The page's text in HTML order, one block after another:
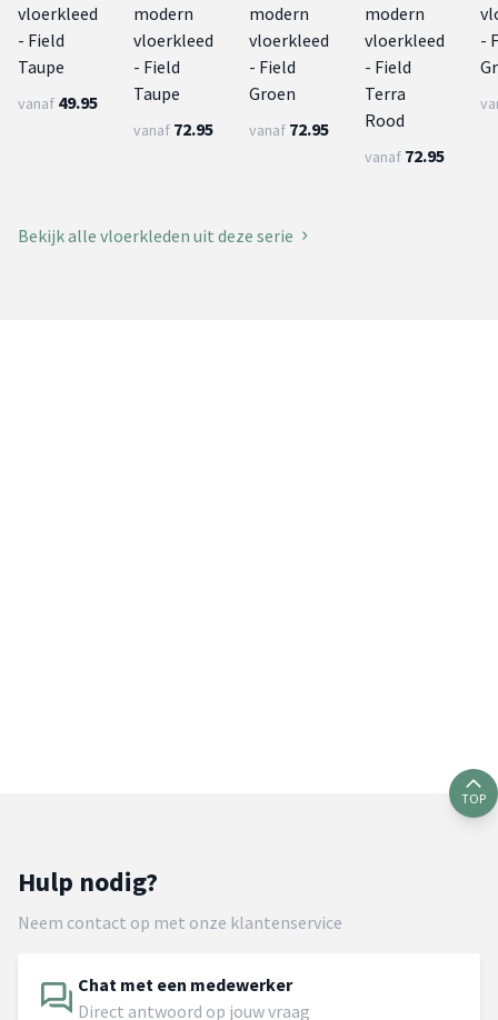
vloerkleed
- Field
Taupe
vanaf 49.95
modern
vloerkleed
- Field
Taupe
vanaf 72.95
modern
vloerkleed
- Field
Groen
vanaf 72.95
modern
vloerkleed
- Field
Terra
Rood
vanaf 72.95
-
Bekijk alle vloerkleden uit deze serie
TOP
Hulp nodig?
Neem contact op met onze klantenservice
Chat met een medewerker
Direct antwoord op jouw vraag